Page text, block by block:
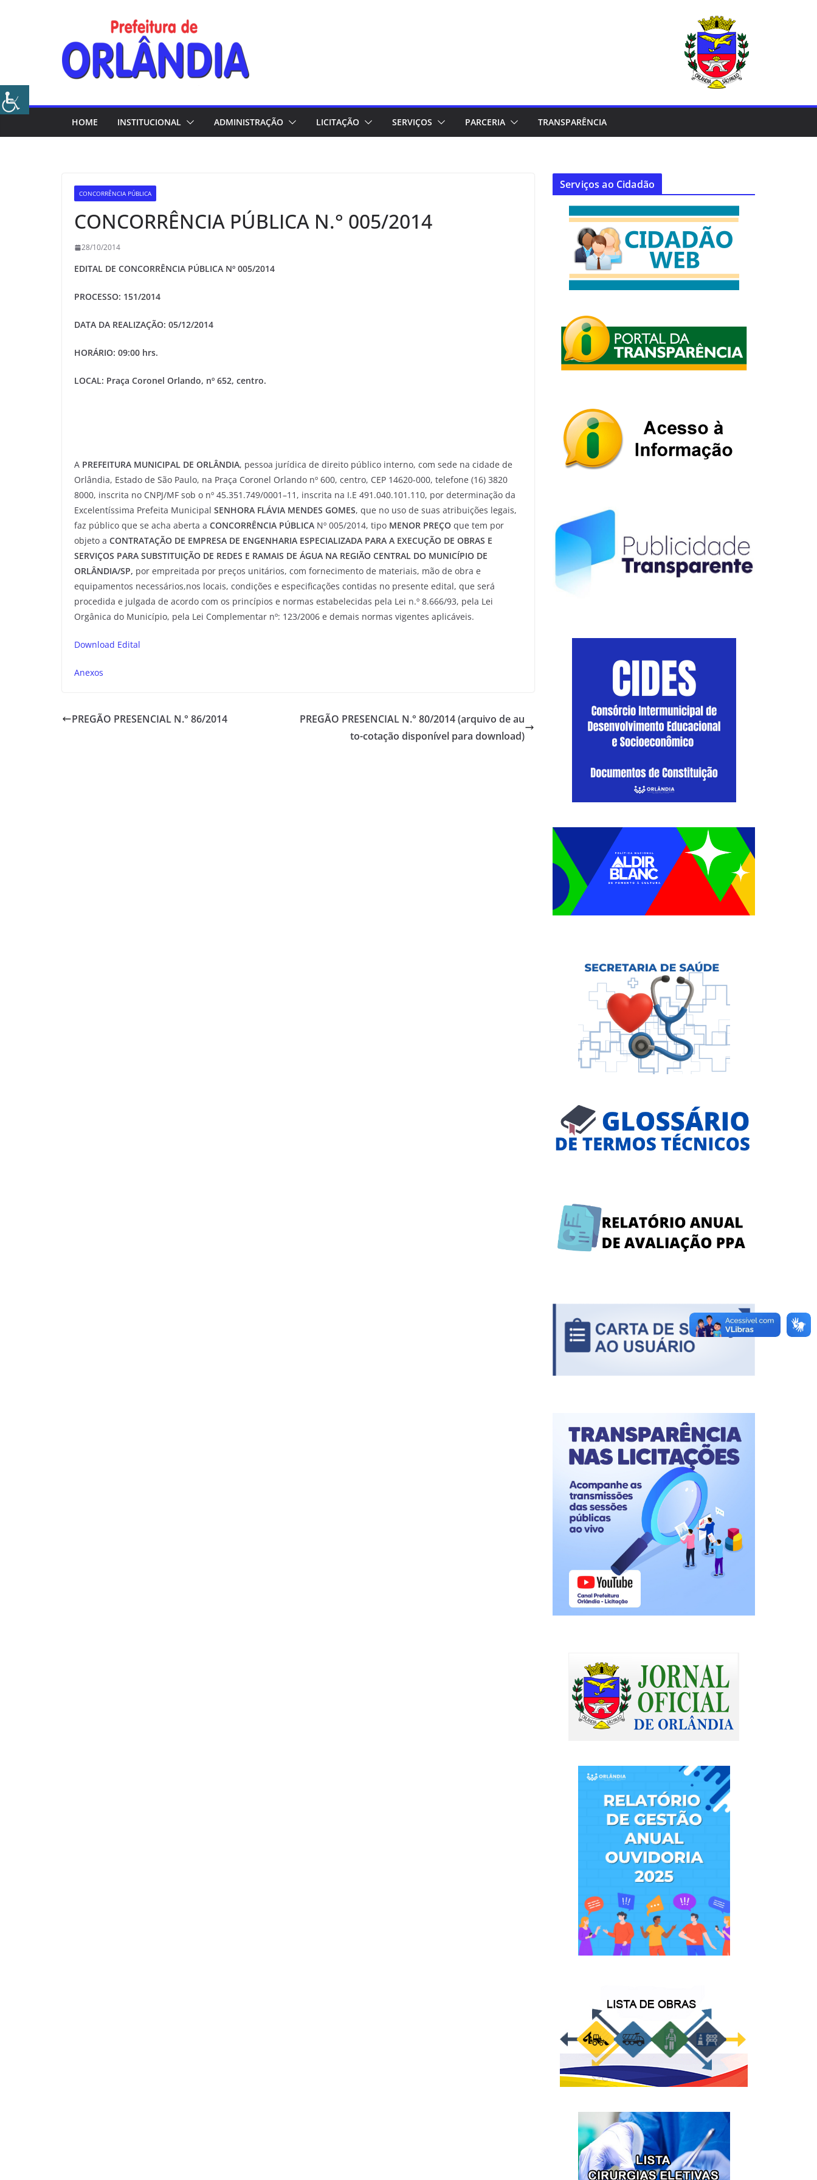
HOME INSTITUCIONAL ADMINISTRAÇÃO LICITAÇÃO SERVIÇOS PARCERIA TRANSPARÊNCIA
CONCORRÊNCIA PÚBLICA
CONCORRÊNCIA PÚBLICA N.° 005/2014
28/10/2014
EDITAL DE CONCORRÊNCIA PÚBLICA Nº 005/2014
PROCESSO: 151/2014
DATA DA REALIZAÇÃO: 05/12/2014
HORÁRIO: 09:00 hrs.
LOCAL: Praça Coronel Orlando, nº 652, centro.
A PREFEITURA MUNICIPAL DE ORLÂNDIA, pessoa jurídica de direito público interno, com sede na cidade de
Orlândia, Estado de São Paulo, na Praça Coronel Orlando nº 600, centro, CEP 14620-000, telefone (16) 3820
8000, inscrita no CNPJ/MF sob o nº 45.351.749/0001–11, inscrita na I.E 491.040.101.110, por determinação da
Excelentíssima Prefeita Municipal SENHORA FLÁVIA MENDES GOMES, que no uso de suas atribuições legais,
faz público que se acha aberta a CONCORRÊNCIA PÚBLICA Nº 005/2014, tipo MENOR PREÇO que tem por
objeto a CONTRATAÇÃO DE EMPRESA DE ENGENHARIA ESPECIALIZADA PARA A EXECUÇÃO DE OBRAS E
SERVIÇOS PARA SUBSTITUIÇÃO DE REDES E RAMAIS DE ÁGUA NA REGIÃO CENTRAL DO MUNICÍPIO DE
ORLÂNDIA/SP, por empreitada por preços unitários, com fornecimento de materiais, mão de obra e
equipamentos necessários,nos locais, condições e especificações contidas no presente edital, que será
procedida e julgada de acordo com os princípios e normas estabelecidas pela Lei n.º 8.666/93, pela Lei
Orgânica do Município, pela Lei Complementar nº: 123/2006 e demais normas vigentes aplicáveis.
Download Edital
Anexos
PREGÃO PRESENCIAL N.° 86/2014
PREGÃO PRESENCIAL N.° 80/2014 (arquivo de au
to-cotação disponível para download)
Serviços ao Cidadão